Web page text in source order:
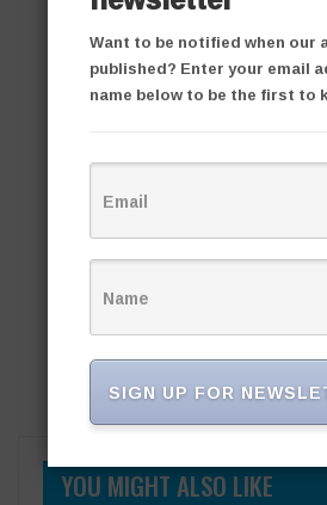
YOU MIGHT ALSO LIKE
Want to be notified when our
published? Enter your email
name below to be the first to
SIGN UP FOR